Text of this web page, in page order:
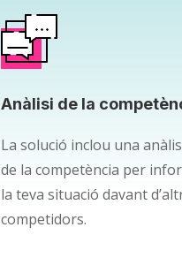
Anàlisi de la
La solució inclou una
de la competència per
la teva situació davant
competidors.